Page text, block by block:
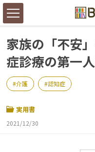
家族の「不安
症診療の第一
介護 認知症
実用書
2021/12/30